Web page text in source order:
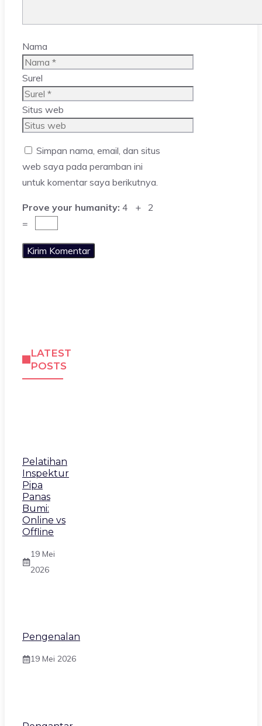
Nama
Surel
Situs web
Simpan nama, email, dan situs
web saya pada peramban ini
untuk komentar saya berikutnya.
Prove your humanity: 4 + 2
=
LATEST
POSTS
Pelatihan
Inspektur
Pipa
Panas
Bumi:
Online vs
Offline
19 Mei
2026
Pengenalan
19 Mei 2026